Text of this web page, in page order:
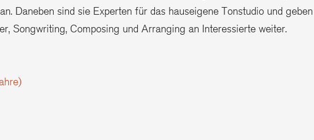
Daneben sind sie Experten für das hauseigene Tonstudio und geben
Songwriting, Composing und Arranging an Interessierte weiter.